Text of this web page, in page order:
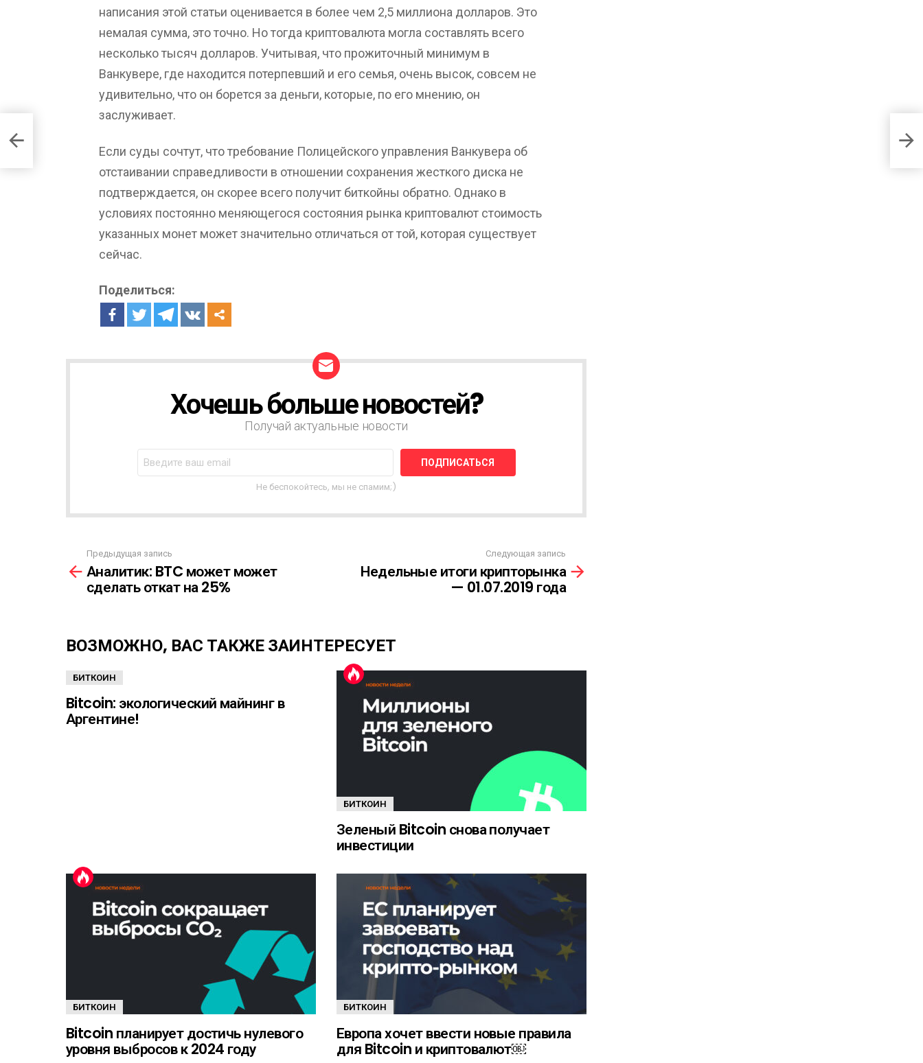
написания этой статьи оценивается в более чем 2,5 миллиона долларов. Это
немалая сумма, это точно. Но тогда криптовалюта могла составлять всего
несколько тысяч долларов. Учитывая, что прожиточный минимум в
Ванкувере, где находится потерпевший и его семья, очень высок, совсем не
удивительно, что он борется за деньги, которые, по его мнению, он
заслуживает.
Если суды сочтут, что требование Полицейского управления Ванкувера об
отстаивании справедливости в отношении сохранения жесткого диска не
подтверждается, он скорее всего получит биткойны обратно. Однако в
условиях постоянно меняющегося состояния рынка криптовалют стоимость
указанных монет может значительно отличаться от той, которая существует
сейчас.
Поделиться:
Я
С
С
Ы
Л
Хочешь больше новостей?
Получай актуальные новости
Не беспокойтесь, мы не спамим;)
м
т
е
Предыдущая запись
Аналитик: BTC может может
сделать откат на 25%
Следующая запись
Недельные итоги крипторынка
— 01.07.2019 года
ВОЗМОЖНО, ВАС ТАКЖЕ ЗАИНТЕРЕСУЕТ
БИТКОИН
Bitcoin: экологический майнинг в
Аргентине!
БИТКОИН
Зеленый Bitcoin снова получает
инвестиции
БИТКОИН
Bitcoin планирует достичь нулевого
уровня выбросов к 2024 году
БИТКОИН
Европа хочет ввести новые правила
для Bitcoin и криптовалют￼